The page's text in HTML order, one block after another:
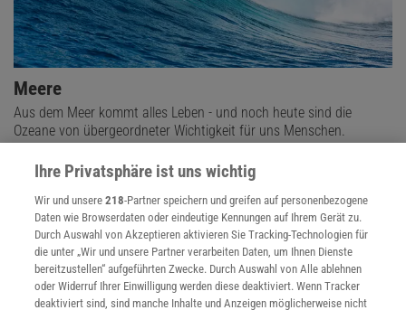
Meere
Aus dem Meer kommt alles Leben - und noch heute sind die
Ozeane von übergeordneter Wichtigkeit für uns Menschen.
Ihre Privatsphäre ist uns wichtig
Wir und unsere218-Partner speichern und greifen auf personenbezogene
Daten wie Browserdaten oder eindeutige Kennungen auf Ihrem Gerät zu.
Durch Auswahl von Akzeptieren aktivieren Sie Tracking-Technologien für
die unter „Wir und unsere Partner verarbeiten Daten, um Ihnen Dienste
bereitzustellen“ aufgeführten Zwecke. Durch Auswahl von Alle ablehnen
oder Widerruf Ihrer Einwilligung werden diese deaktiviert. Wenn Tracker
deaktiviert sind, sind manche Inhalte und Anzeigen möglicherweise nicht